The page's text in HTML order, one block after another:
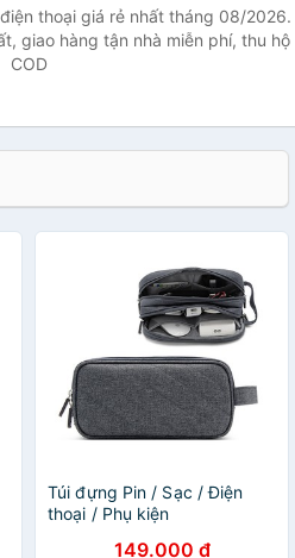
thoại giá rẻ nhất tháng 08/2026.
giao hàng tận nhà miễn phí, thu hộ
COD
Túi đựng Pin / Sạc / Điện
thoại / Phụ kiện
149.000 đ